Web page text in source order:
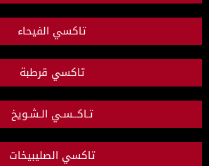
تاكسي الفيحاء
تاكسي قرطبة
تـاكــسـي الـشـويخ
تاكسي الصليبيخات